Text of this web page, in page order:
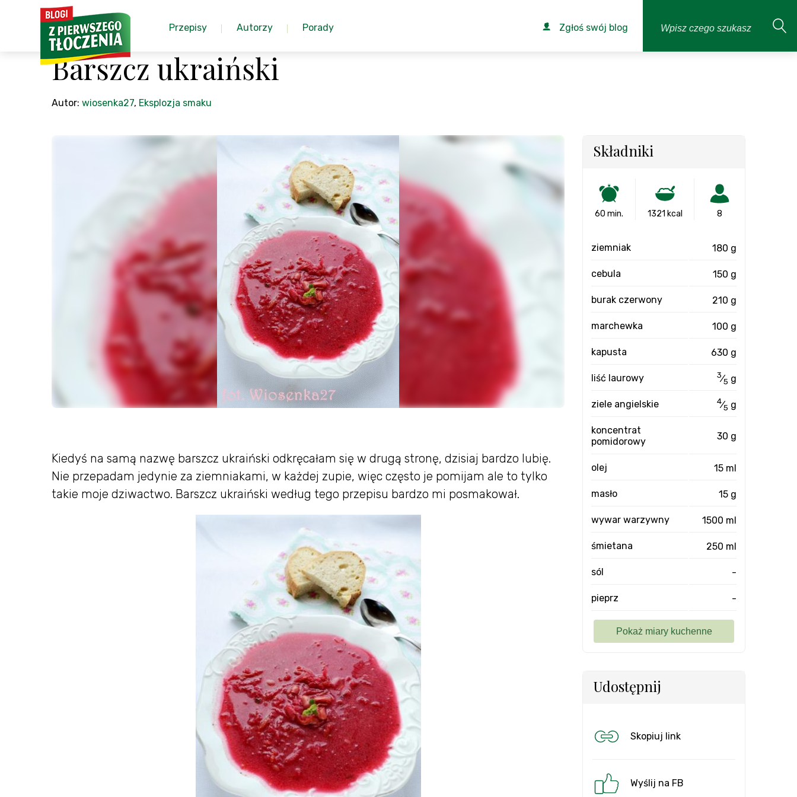
Przepisy Autorzy Porady Zgłoś swój blog
Barszcz ukraiński
Autor: wiosenka27, Eksplozja smaku
Kiedyś na samą nazwę barszcz ukraiński odkręcałam się w drugą stronę, dzisiaj bardzo lubię.
Nie przepadam jedynie za ziemniakami, w każdej zupie, więc często je pomijam ale to tylko
takie moje dziwactwo. Barszcz ukraiński według tego przepisu bardzo mi posmakował.
Składniki
60 min. 1321 kcal 8
ziemniak 180 g
cebula 150 g
burak czerwony 210 g
marchewka 100 g
kapusta 630 g
liść laurowy 3⁄5 g
ziele angielskie 4⁄5 g
koncentrat
pomidorowy
30 g
olej 15 ml
masło 15 g
wywar warzywny 1500 ml
śmietana 250 ml
sól -
pieprz -
Udostępnij
Skopiuj link
Wyślij na FB